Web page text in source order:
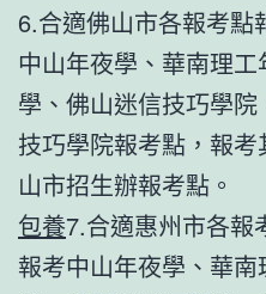
6.合適佛山市各報考點
中山年夜學、華南理
學、佛山迷信技巧學
技巧學院報考點，報
山市招生辦報考點。
包養7.合適惠州市各報
報考中山年夜學、華